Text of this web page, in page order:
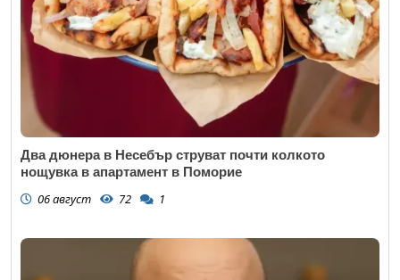
Два дюнера в Несебър струват почти колкото
нощувка в апартамент в Поморие
06 август 72 1